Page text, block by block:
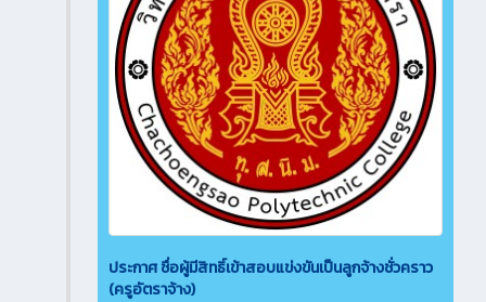
ประกาศ ชื่อผู้มีสิทธิ์เข้าสอบแข่งขันเป็นลูกจ้างชั่วคราว
(ครูอัตราจ้าง)